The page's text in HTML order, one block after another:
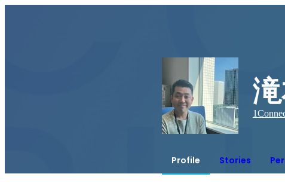
1
Profile Stories